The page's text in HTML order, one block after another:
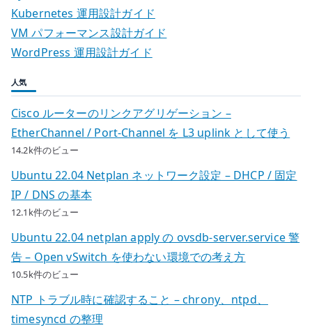
Kubernetes 運用設計ガイド
VM パフォーマンス設計ガイド
WordPress 運用設計ガイド
人気
Cisco ルーターのリンクアグリゲーション –
EtherChannel / Port-Channel を L3 uplink として使う
14.2k件のビュー
Ubuntu 22.04 Netplan ネットワーク設定 – DHCP / 固定
IP / DNS の基本
12.1k件のビュー
Ubuntu 22.04 netplan apply の ovsdb-server.service 警
告 – Open vSwitch を使わない環境での考え方
10.5k件のビュー
NTP トラブル時に確認すること – chrony、ntpd、
timesyncd の整理